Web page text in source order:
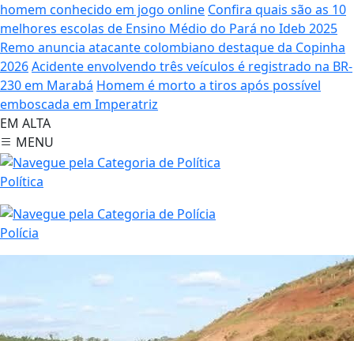
homem conhecido em jogo online Confira quais são as 10
melhores escolas de Ensino Médio do Pará no Ideb 2025
Remo anuncia atacante colombiano destaque da Copinha
2026Acidente envolvendo três veículos é registrado na BR-
230 em Marabá Homem é morto a tiros após possível
emboscada em Imperatriz
EM ALTA
MENU
Política
Polícia